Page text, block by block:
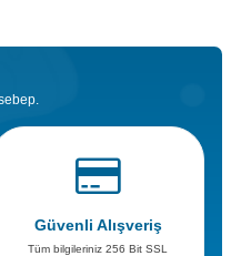
Güvenli Alışveriş
Tüm bilgileriniz 256 Bit SSL